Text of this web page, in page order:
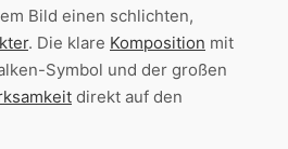
Bild einen schlichten,
. Die klare Komposition mit
Symbol und der großen
direkt auf den